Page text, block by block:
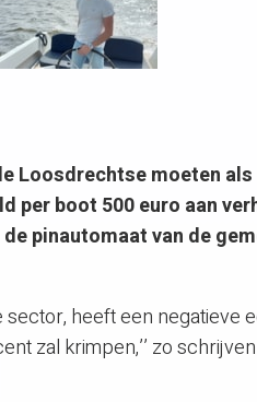
Loosdrechtse moeten
per boot 500 euro aan
pinautomaat van de
heeft een negatieve
zal krimpen,’’ zo